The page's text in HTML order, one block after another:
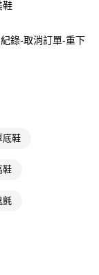
銀行
銀行
商業銀行
無須另外申請。
，確認付款後即完
，訂單將自動取
鞋
錄-取消訂單-重下
底鞋
鞋
氈